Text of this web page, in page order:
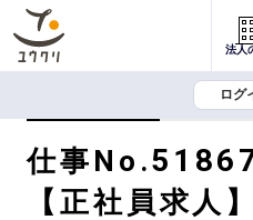
法人
ログ
仕事No.
【正社員求人